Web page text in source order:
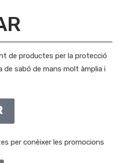
de productes per la protecció
de sabó de mans molt àmplia i
per conèixer les promocions